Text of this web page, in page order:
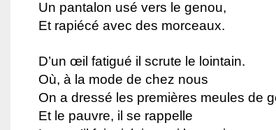
Un pantalon usé vers le genou,
Et rapiécé avec des morceaux.
D’un œil fatigué il scrute le lointain.
Où, à la mode de chez nous
On a dressé les premières meules de
Et le pauvre, il se rappelle